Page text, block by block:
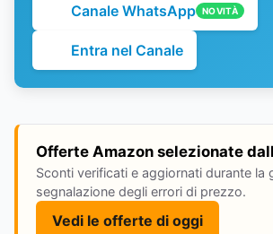
Canale WhatsApp NOVITÀ
Entra nel Canale
Offerte Amazon selezionate
Sconti verificati e aggiornati durante la
segnalazione degli errori di prezzo.
Vedi le offerte di oggi